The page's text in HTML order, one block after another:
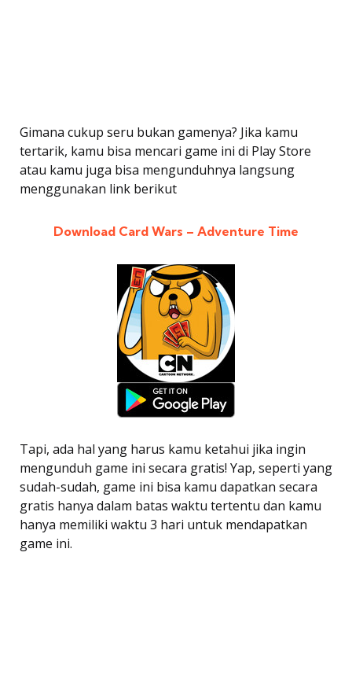
Gimana cukup seru bukan gamenya? Jika kamu
tertarik, kamu bisa mencari game ini di Play Store
atau kamu juga bisa mengunduhnya langsung
menggunakan link berikut
Download Card Wars – Adventure Time
Tapi, ada hal yang harus kamu ketahui jika ingin
mengunduh game ini secara gratis! Yap, seperti yang
sudah-sudah, game ini bisa kamu dapatkan secara
gratis hanya dalam batas waktu tertentu dan kamu
hanya memiliki waktu 3 hari untuk mendapatkan
game ini.